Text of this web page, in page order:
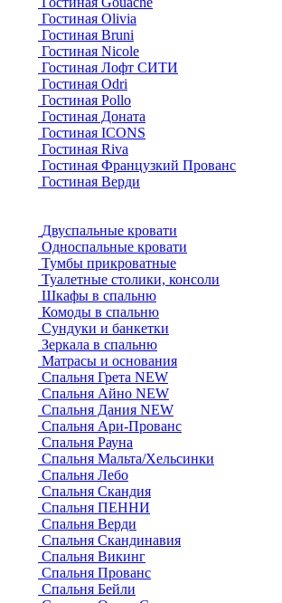
Гостиная Olivia
Гостиная Bruni
Гостиная Nicole
Гостиная Лофт СИТИ
Гостиная Odri
Гостиная Pollo
Гостиная Доната
Гостиная ICONS
Гостиная Riva
Гостиная Французкий Прованс
Гостиная Верди
Двуспальные кровати
Односпальные кровати
Тумбы прикроватные
Туалетные столики, консоли
Шкафы в спальню
Комоды в спальню
Сундуки и банкетки
Зеркала в спальню
Матрасы и основания
Спальня Грета NEW
Спальня Айно NEW
Спальня Дания NEW
Спальня Ари-Прованс
Спальня Рауна
Спальня Мальта/Хельсинки
Спальня Лебо
Спальня Скандия
Спальня ПЕННИ
Спальня Верди
Спальня Скандинавия
Спальня Викинг
Спальня Прованс
Спальня Бейли